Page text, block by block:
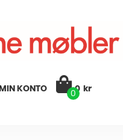
MIN KONTO
0
0 kr